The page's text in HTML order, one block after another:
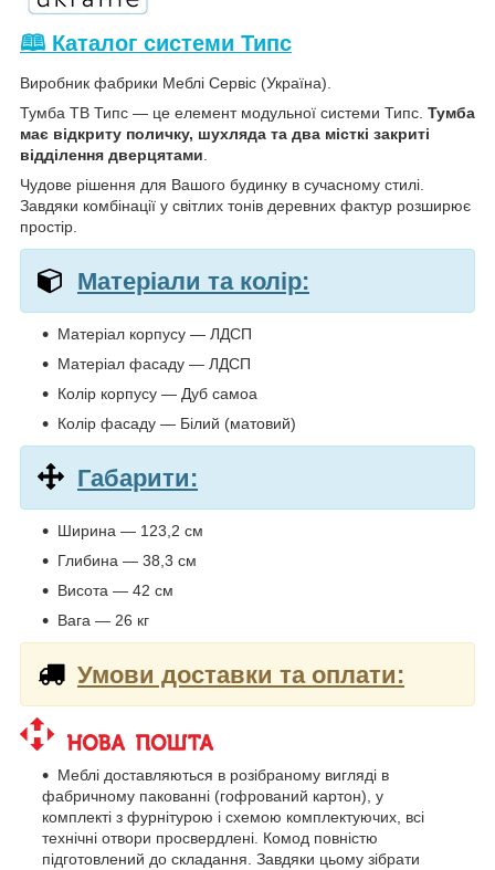
🕮 Каталог системи Типс
Виробник фабрики Меблі Сервіс (Україна).
Тумба ТВ Типс — це елемент модульної системи Типс. Тумба
має відкриту поличку, шухляда та два місткі закриті
відділення дверцятами
Чудове рішення для Вашого будинку в сучасному стилі.
Завдяки комбінації у світлих тонів деревних фактур розширює
простір.
Матеріали та колір:
Матеріал корпусу — ЛДСП
Матеріал фасаду — ЛДСП
Колір корпусу — Дуб самоа
Колір фасаду — Білий (матовий)
Габарити:
Ширина — 123,2 см
Глибина — 38,3 см
Висота — 42 см
Вага — 26 кг
Умови доставки та оплати:
Меблі доставляються в розібраному вигляді в
фабричному пакованні (гофрований картон), у
комплекті з фурнітурою і схемою комплектуючих, всі
технічні отвори просвердлені. Комод повністю
підготовлений до складання. Завдяки цьому зібрати